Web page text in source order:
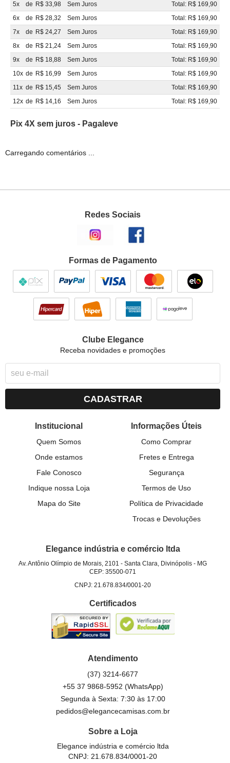
5x
de R$ 33,98 Sem Juros
Total: R$ 169,90
6x
de R$ 28,32 Sem Juros
Total: R$ 169,90
7x
de R$ 24,27 Sem Juros
Total: R$ 169,90
8x
de R$ 21,24 Sem Juros
Total: R$ 169,90
9x
de R$ 18,88 Sem Juros
Total: R$ 169,90
10x de R$ 16,99 Sem Juros
Total: R$ 169,90
11x de R$ 15,45 Sem Juros
Total: R$ 169,90
12x de R$ 14,16 Sem Juros Total: R$ 169,90
Pix 4X sem juros - Pagaleve
Carregando comentários ...
Redes Sociais
Formas de Pagamento
Clube Elegance
Receba novidades e promoções
CADASTRAR
Institucional
Quem Somos
Onde estamos
Fale Conosco
Indique nossa Loja
Mapa do Site
Informações Úteis
Como Comprar
Fretes e Entrega
Segurança
Termos de Uso
Política de Privacidade
Trocas e Devoluções
Elegance indústria e comércio ltda
Av. Antônio Olímpio de Morais, 2101 -Santa Clara, Divinópolis - MG
CEP: 35500-071
CNPJ: 21.678.834/0001-20
Certificados
Atendimento
(37) 3214-6677
+55 37 9868-5952 (WhatsApp)
Segunda à Sexta: 7:30 às 17:00
pedidos@elegancecamisas.com.br
Sobre a Loja
Elegance indústria e comércio ltda
CNPJ: 21.678.834/0001-20